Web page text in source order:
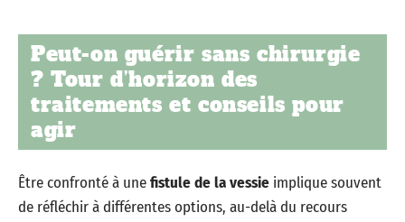
Peut-on guérir sans chirurgie
? Tour d’horizon des
traitements et conseils pour
agir
Être confronté à unefistule de la vessie implique souvent
de réfléchir à différentes options, au-delà du recours